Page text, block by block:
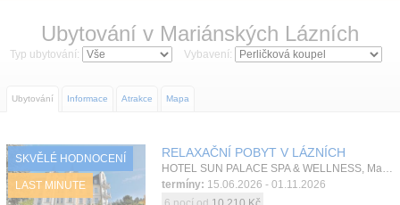
Slevy a Last Minute
Novinky
Atrakce
Ubytování v Mariánských Lázních
Typ ubytování: Vybavení:
Ubytování Informace Atrakce Mapa
SKVĚLÉ HODNOCENÍ
LAST MINUTE
RELAXAČNÍ POBYT V LÁZNÍCH
HOTEL SUN PALACE SPA & WELLNESS, Mariánské Lázně, Západní Čechy, Česká republika
termíny: 15.06.2026 - 01.11.2026